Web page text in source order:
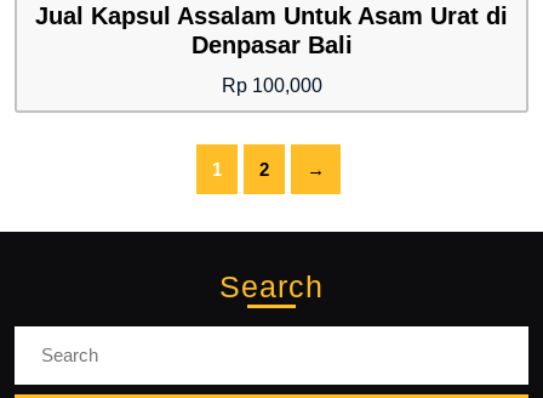
Jual Kapsul Assalam Untuk Asam Urat di
Denpasar Bali
Rp100,000
1 2 →
Search